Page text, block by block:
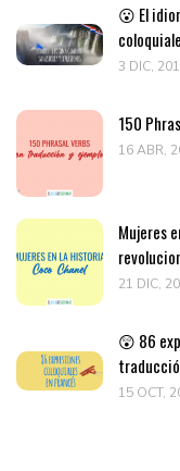
😮 El
3 DIC,
150
16 ABR,
Mujeres
21 DIC,
😲 86
15 OCT,